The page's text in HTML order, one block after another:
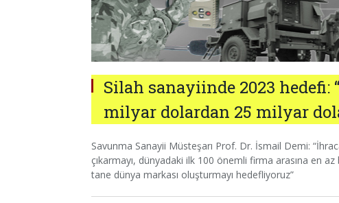
Silah sanayiinde 2023 hedefi:
milyar dolardan 25 milyar
Savunma Sanayii Müsteşarı Prof. Dr. İsmail Demi:
çıkarmayı, dünyadaki ilk 100 önemli firma arasına en
tane dünya markası oluşturmayı hedefliyoruz”